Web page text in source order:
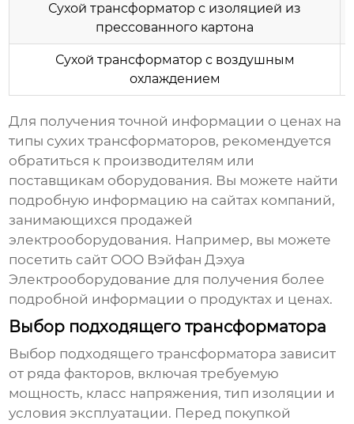
Сухой трансформатор с изоляцией из
прессованного картона
Сухой трансформатор с воздушным
охлаждением
Для получения точной информации о ценах на
типы сухих трансформаторов, рекомендуется
обратиться к производителям или
поставщикам оборудования. Вы можете найти
подробную информацию на сайтах компаний,
занимающихся продажей
электрооборудования. Например, вы можете
посетить сайт ООО Вэйфан Дэхуа
Электрооборудование для получения более
подробной информации о продуктах и ценах.
Выбор подходящего трансформатора
Выбор подходящего трансформатора зависит
от ряда факторов, включая требуемую
мощность, класс напряжения, тип изоляции и
условия эксплуатации. Перед покупкой